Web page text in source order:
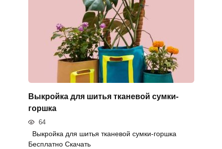
Выкройка для шитья тканевой сумки-
горшка
64
Выкройка для шитья тканевой сумки-горшка
Бесплатно Скачать